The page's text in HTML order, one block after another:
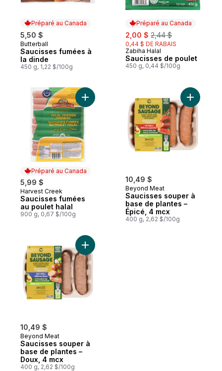
Préparé au Canada
5,50 $
Préparé au Canada
Butterball
Saucisses fumées à
la dinde
450 g, 1,22 $/100g
Préparé au Canada
sale:
2,00 $ , formerly:
2,44 $
0,44 $ DE RABAIS
Préparé au Canada
Zabiha Halal
Saucisses de poulet
450 g, 0,44 $/100g
Préparé au Canada
5,99 $
Préparé au Canada
Harvest Creek
Saucisses fumées
au poulet halal
900 g, 0,67 $/100g
Ajouter Saucisses fumées au poulet halal
10,49 $
Beyond Meat
Saucisses souper à
base de plantes –
Épicé, 4 mcx
400 g, 2,62 $/100g
Ajouter
10,49 $
Beyond Meat
Saucisses souper à
base de plantes –
Doux, 4 mcx
400 g, 2,62 $/100g
Ajouter Saucisses souper à base de